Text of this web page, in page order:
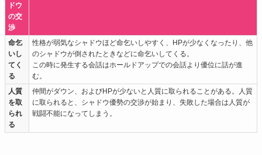
ドウ
の交
渉
命乞
いし
てく
る
性格が弱気なシャドウほど命乞いしやすく、HPが少なくなったり、他
のシャドウが倒されたときなどに命乞いしてくる。
この時に発生する会話はホールドアップでの会話より優位に話が進
む。
人質
を取
られ
る
仲間がダウン、およびHPが少ないと人質に取られることがある。人質
に取られると、シャドウ優勢の交渉が始まり、失敗した場合は人質が
戦闘不能になってしまう。